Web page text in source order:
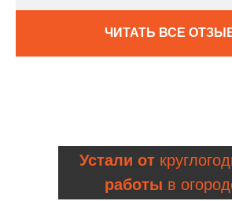
ЧИТАТЬ ВСЕ
Устали от
работы в